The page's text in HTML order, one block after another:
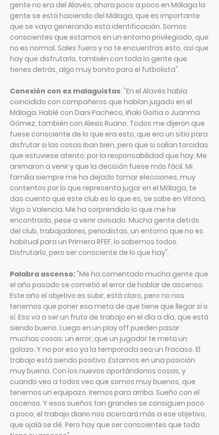
gente no era del Alavés, ahora poco a poco en Málaga la
gente se está haciendo del Málaga, que es importante
que se vaya generando esta identificación. Somos
conscientes que estamos en un entorno privilegiado, que
no es normal. Sales fuera y no te encuentras esto, así que
hay que disfrutarlo, también con toda la gente que
tienes detrás, algo muy bonito para el futbolista".
Conexión con ex malaguistas: "En el Alavés había
coincidido con compañeros que habían jugado en el
Málaga. Hablé con Dani Pacheco, Iñaki Goitia o Juanma
Gómez, también con Alexis Ruano. Todos me dijeron que
fuese consciente de lo que era esto, que era un sitio para
disfrutar si las cosas iban bien, pero que si salían torcidas
que estuviese atento, por la responsabilidad que hay. Me
animaron a venir y que la decisión fuese más fácil. Mi
familia siempre me ha dejado tomar elecciones, muy
contentos por lo que representa jugar en el Málaga, te
das cuenta que este club es lo que es, se sabe en Vitoria,
Vigo o Valencia. Me ha sorprendido lo que me he
encontrado, pese a venir avisado. Mucha gente detrás
del club, trabajadores, periodistas, un entorno que no es
habitual para un Primera RFEF, lo sabemos todos.
Disfrutarlo, pero ser consciente de lo que hay".
Palabra ascenso:"Me ha comentado mucha gente que
el año pasado se cometió el error de hablar de ascenso.
Este año el objetivo es subir, está claro, pero no nos
tenemos que poner esa meta de que tiene que llegar sí o
sí. Eso va a ser un fruto de trabajo en el día a día, que está
siendo bueno. Luego en un play off pueden pasar
muchas cosas: un error, que un jugador te meta un
golazo. Y no por eso ya la temporada sea un fracaso. El
trabajo está siendo positivo. Estamos en una posición
muy buena. Con los nuevos aportándonos cosas, y
cuando veo a todos veo que somos muy buenos, que
tenemos un equipazo. Iremos para arriba. Sueño con el
ascenso. Y esos sueños tan grandes se consiguen poco
a poco, el trabajo diario nos acercará más a ese objetivo,
que ojalá se dé. Pero hay que ser conscientes que todo